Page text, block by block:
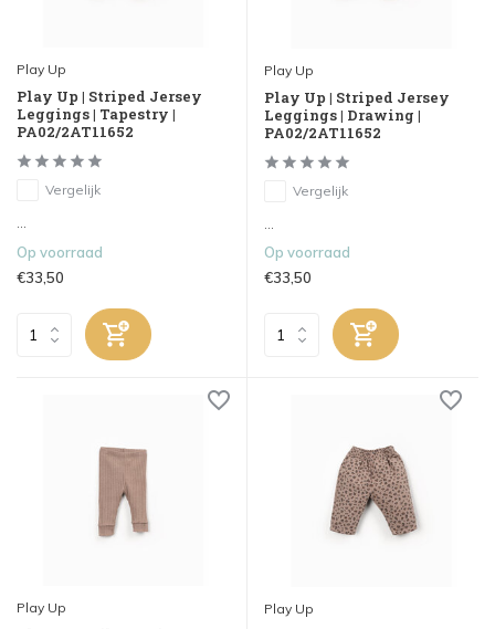
Play Up
Play Up | Striped Jersey
Leggings | Tapestry |
PA02/2AT11652
Vergelijk
...
Op voorraad
€33,50
Play Up
Play Up | Striped Jersey
Leggings | Drawing |
PA02/2AT11652
Vergelijk
...
Op voorraad
€33,50
Play Up Play Up